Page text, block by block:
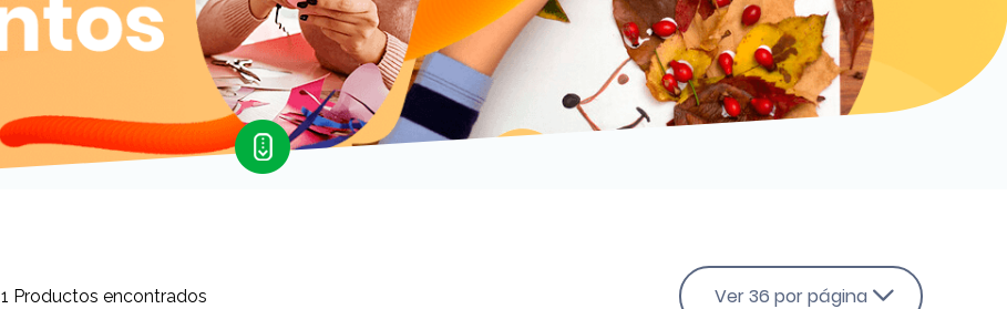
1 Productos encontrados Ver 36 por página